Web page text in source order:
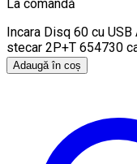
La comandă
Incara Disq 60 cu
stecar 2P+T 654730
Adaugă în coș